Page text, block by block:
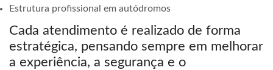
Estrutura profissional em autódromos
Cada atendimento é realizado de forma
estratégica, pensando sempre em melhorar
a experiência, a segurança e o